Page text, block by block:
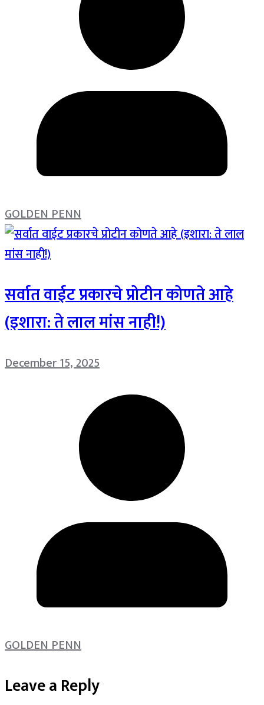
GOLDEN PENN
सर्वात वाईट प्रकारचे प्रोटीन कोणते आहे
(इशारा: ते लाल मांस नाही!)
December 15, 2025
GOLDEN PENN
Leave a Reply